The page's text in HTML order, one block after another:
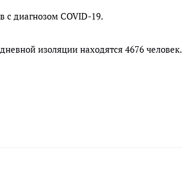
с диагнозом COVID-19.
изоляции находятся 4676 человек.